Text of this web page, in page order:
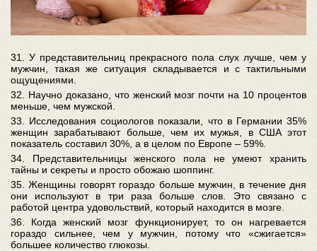
31. У представительниц прекрасного пола слух лучше, чем у
мужчин, такая же ситуация складывается и с тактильными
ощущениями.
32. Научно доказано, что женский мозг почти на 10 процентов
меньше, чем мужской.
33. Исследования социологов показали, что в Германии 35%
женщин зарабатывают больше, чем их мужья, в США этот
показатель составил 30%, а в целом по Европе – 59%.
34. Представительницы женского пола не умеют хранить
тайны и секреты и просто обожаю шоппинг.
35. Женщины говорят гораздо больше мужчин, в течение дня
они используют в три раза больше слов. Это связано с
работой центра удовольствий, который находится в мозге.
36. Когда женский мозг функционирует, то он нагревается
гораздо сильнее, чем у мужчин, потому что «сжигается»
большее количество глюкозы.